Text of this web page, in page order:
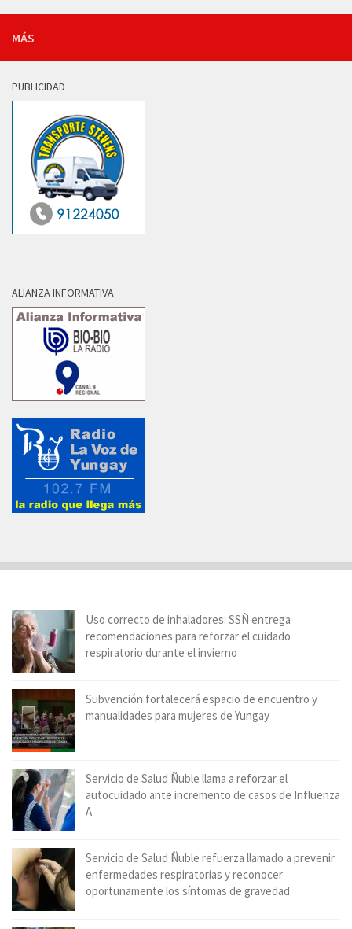
MÁS
PUBLICIDAD
ALIANZA INFORMATIVA
Uso correcto de inhaladores: SSÑ entrega
recomendaciones para reforzar el cuidado
respiratorio durante el invierno
Subvención fortalecerá espacio de encuentro y
manualidades para mujeres de Yungay
Servicio de Salud Ñuble llama a reforzar el
autocuidado ante incremento de casos de Influenza
A
Servicio de Salud Ñuble refuerza llamado a prevenir
enfermedades respiratorias y reconocer
oportunamente los síntomas de gravedad